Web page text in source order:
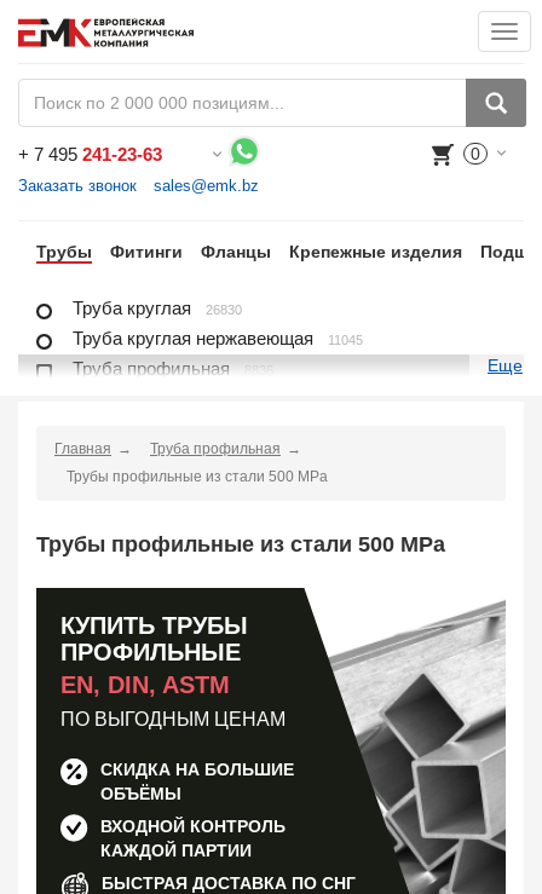
+ 7 495 241-23-63
Заказать звонок sales@emk.bz
0
Трубы Фитинги Фланцы Крепежные изделия
Труба круглая 26830
Труба круглая нержавеющая 11045
Труба профильная 8836
Труба футерованная 1
Труба в изоляции
Труба оребренная 1
Еще
Главная
Труба профильная
Трубы профильные из стали 500 MPa
Трубы профильные из стали 500 MPa
КУПИТЬ ТРУБЫ
ПРОФИЛЬНЫЕ
EN, DIN, ASTM
ПО ВЫГОДНЫМ ЦЕНАМ
СКИДКА НА БОЛЬШИЕ
ОБЪЁМЫ
ВХОДНОЙ КОНТРОЛЬ
КАЖДОЙ ПАРТИИ
БЫСТРАЯ ДОСТАВКА ПО СНГ